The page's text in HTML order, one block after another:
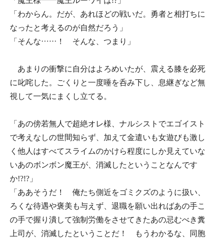
「わからん。だが、あれほどの戦いだ。勇者と相打ちに
なったと考えるのが自然だろう」
「そんな……！ そんな、つまり」
あまりの衝撃に自分はよろめいたが、震える膝を必死
に叱咤した。ごくりと一度唾を呑み下し、息継ぎなど無
視して一気にまくし立てる。
「あの傍若無人で超絶オレ様、ナルシストでエゴイスト
で考えなしの世間知らず、加えて金遣いも女遊びも激し
く他人はすべてスライムのかけら程度にしか見えていな
いあのボンボン魔王が、消滅したということなんです
か!?!?」
「ああそうだ！ 俺たち側近をゴミクズのように扱い、
ろくな待遇や褒美も与えず、退職を願い出ればあの手こ
の手で握り潰して強制労働をさせてきたあの忌むべき糞
上司が、消滅したということだ！ もうわかるな、同胞